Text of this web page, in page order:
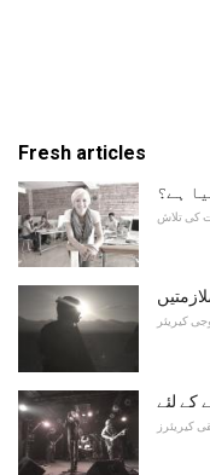
Fresh articles
ہے؟
کی تلاش
کیریئر
کے لئے
کیریئرز